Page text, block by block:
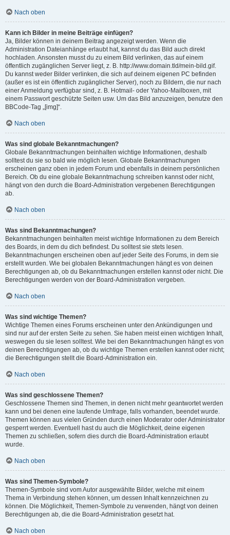
Nach oben
Kann ich Bilder in meine Beiträge einfügen?
Ja, Bilder können in deinem Beitrag angezeigt werden. Wenn die
Administration Dateianhänge erlaubt hat, kannst du das Bild auch direkt
hochladen. Ansonsten musst du zu einem Bild verlinken, das auf einem
öffentlich zugänglichen Server liegt, z. B. http://www.domain.tld/mein-bild.gif.
Du kannst weder Bilder verlinken, die sich auf deinem eigenen PC befinden
(außer es ist ein öffentlich zugänglicher Server), noch zu Bildern, die nur nach
einer Anmeldung verfügbar sind, z. B. Hotmail- oder Yahoo-Mailboxen, mit
einem Passwort geschützte Seiten usw. Um das Bild anzuzeigen, benutze den
BBCode-Tag „[img]“.
Nach oben
Was sind globale Bekanntmachungen?
Globale Bekanntmachungen beinhalten wichtige Informationen, deshalb
solltest du sie so bald wie möglich lesen. Globale Bekanntmachungen
erscheinen ganz oben in jedem Forum und ebenfalls in deinem persönlichen
Bereich. Ob du eine globale Bekanntmachung schreiben kannst oder nicht,
hängt von den durch die Board-Administration vergebenen Berechtigungen
ab.
Nach oben
Was sind Bekanntmachungen?
Bekanntmachungen beinhalten meist wichtige Informationen zu dem Bereich
des Boards, in dem du dich befindest. Du solltest sie stets lesen.
Bekanntmachungen erscheinen oben auf jeder Seite des Forums, in dem sie
erstellt wurden. Wie bei globalen Bekanntmachungen hängt es von deinen
Berechtigungen ab, ob du Bekanntmachungen erstellen kannst oder nicht. Die
Berechtigungen werden von der Board-Administration vergeben.
Nach oben
Was sind wichtige Themen?
Wichtige Themen eines Forums erscheinen unter den Ankündigungen und
sind nur auf der ersten Seite zu sehen. Sie haben meist einen wichtigen Inhalt,
weswegen du sie lesen solltest. Wie bei den Bekanntmachungen hängt es von
deinen Berechtigungen ab, ob du wichtige Themen erstellen kannst oder nicht;
die Berechtigungen stellt die Board-Administration ein.
Nach oben
Was sind geschlossene Themen?
Geschlossene Themen sind Themen, in denen nicht mehr geantwortet werden
kann und bei denen eine laufende Umfrage, falls vorhanden, beendet wurde.
Themen können aus vielen Gründen durch einen Moderator oder Administrator
gesperrt werden. Eventuell hast du auch die Möglichkeit, deine eigenen
Themen zu schließen, sofern dies durch die Board-Administration erlaubt
wurde.
Nach oben
Was sind Themen-Symbole?
Themen-Symbole sind vom Autor ausgewählte Bilder, welche mit einem
Thema in Verbindung stehen können, um dessen Inhalt kennzeichnen zu
können. Die Möglichkeit, Themen-Symbole zu verwenden, hängt von deinen
Berechtigungen ab, die die Board-Administration gesetzt hat.
Nach oben